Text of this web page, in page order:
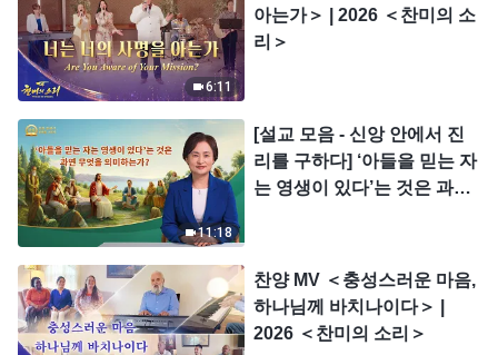
6:11
아는가＞ | 2026 ＜찬미의 소
리＞
11:18
[설교 모음 - 신앙 안에서 진
리를 구하다] ‘아들을 믿는 자
는 영생이 있다’는 것은 과연
찬양 MV ＜충성스러운 마음,
하나님께 바치나이다＞ |
2026 ＜찬미의 소리＞